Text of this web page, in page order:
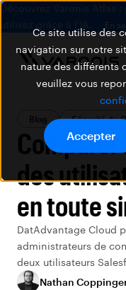
Ce site utilise des
navigation sur notre
nature des différents
veuillez vous
Accepter
Découvrez Varonis Atlas
utilisez grâce à l'IA.
En
Blog Sécurité du
des
en toute
DatAdvantage Cloud
administrateurs de
deux utilisateurs
Nathan